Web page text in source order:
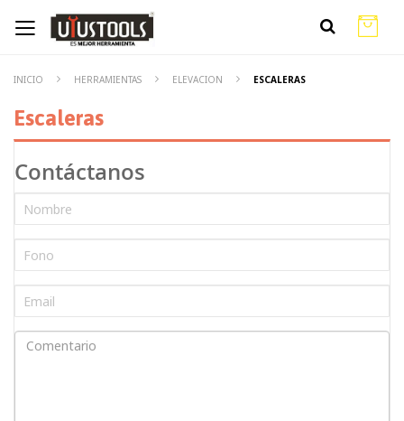
INICIO HERRAMIENTAS ELEVACION ESCALERAS
Escaleras
Contáctanos